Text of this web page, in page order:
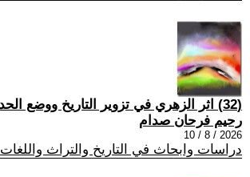
(32) اثر الزهري في تزوير التاريخ ووضع الحديث
رحيم فرحان صدام
2026 / 8 / 10
دراسات وابحاث في التاريخ والتراث واللغات